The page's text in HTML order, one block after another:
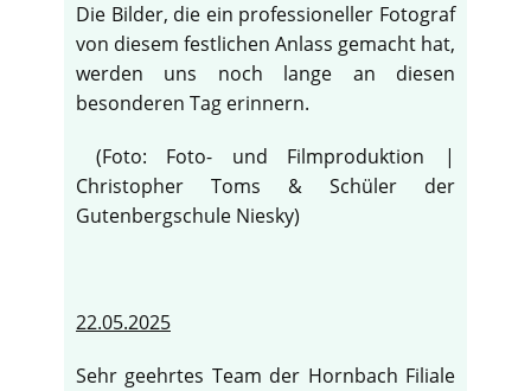
Die Bilder, die ein professioneller Fotograf
von diesem festlichen Anlass gemacht hat,
werden uns noch lange an diesen
besonderen Tag erinnern.
(Foto: Foto- und Filmproduktion |
Christopher Toms & Schüler der
Gutenbergschule Niesky)
22.05.2025
Sehr geehrtes Team der Hornbach Filiale